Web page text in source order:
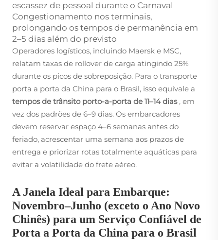
escassez de pessoal durante o Carnaval
Congestionamento nos terminais,
prolongando os tempos de permanência em
2–5 dias além do previsto
Operadores logísticos, incluindo Maersk e MSC,
relatam taxas de rollover de carga atingindo 25%
durante os picos de sobreposição. Para o transporte
porta a porta da China para o Brasil, isso equivale a
tempos de trânsito porto-a-porta de 11–14 dias , em
vez dos padrões de 6–9 dias. Os embarcadores
devem reservar espaço 4–6 semanas antes do
feriado, acrescentar uma semana aos prazos de
entrega e priorizar rotas totalmente aquáticas para
evitar a volatilidade do frete aéreo.
A Janela Ideal para Embarque:
Novembro–Junho (exceto o Ano Novo
Chinês) para um Serviço Confiável de
Porta a Porta da China para o Brasil